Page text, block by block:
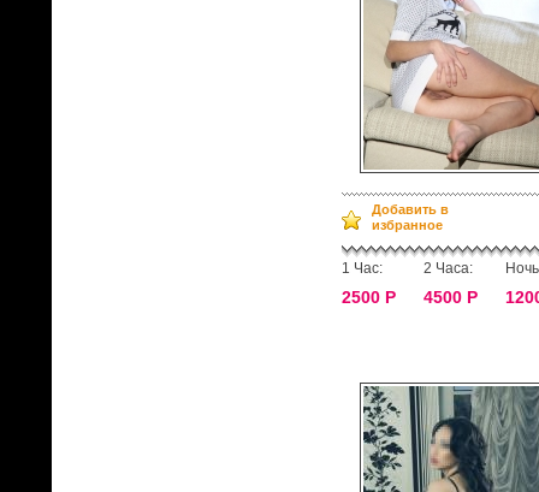
Добавить в
избранное
1 Час:
2500 Р
2 Часа:
4500 Р